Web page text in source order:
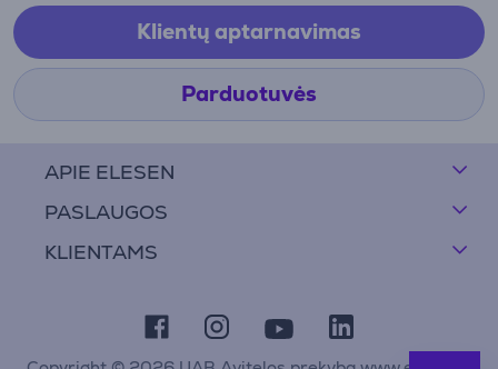
APIE ELESEN
PASLAUGOS
KLIENTAMS
Klientų aptarnavimas
Parduotuvės